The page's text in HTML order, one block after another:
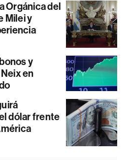
Orgánica del
Milei y
y
en
dólar frente